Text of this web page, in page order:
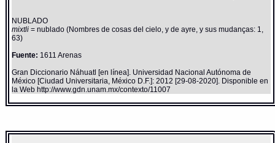
NUBLADO
mixtli= nublado (Nombres de cosas del cielo, y de ayre, y sus mudanças: 1,
63)
Fuente: 1611 Arenas
Gran Diccionario Náhuatl [en línea]. Universidad Nacional Autónoma de
México [Ciudad Universitaria, México D.F.]: 2012 [29-08-2020]. Disponible en
la Web http://www.gdn.unam.mx/contexto/11007